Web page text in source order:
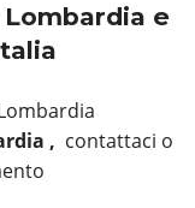
e
, contattaci o